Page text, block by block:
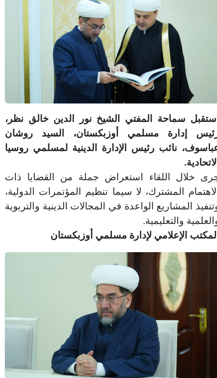
سماحة المفتي الشيخ نور الدين خالق نظر،
إدارة مسلمي أوزبكستان، السيد روشان
نائب رئيس الإدارة الدينية لمسلمي روسيا
خلال اللقاء استعراض جملة من القضايا ذات
المشترك، لا سيما تنظيم المؤتمرات الدولية،
المشاريع الواعدة في المجالات الدينية والتربوية
والتعليمية.
الإعلامي لإدارة مسلمي أوزبكستان